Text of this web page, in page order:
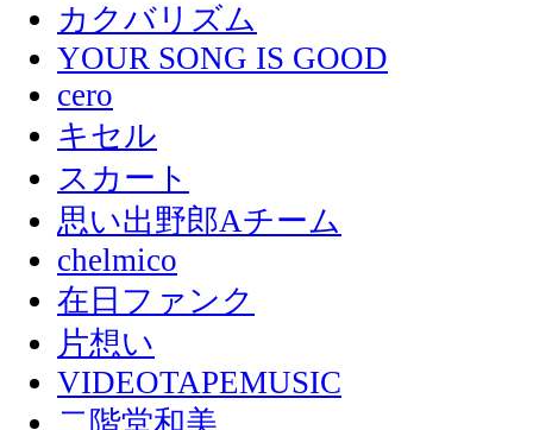
カクバリズム
YOUR SONG IS GOOD
cero
キセル
スカート
思い出野郎Aチーム
chelmico
在日ファンク
片想い
VIDEOTAPEMUSIC